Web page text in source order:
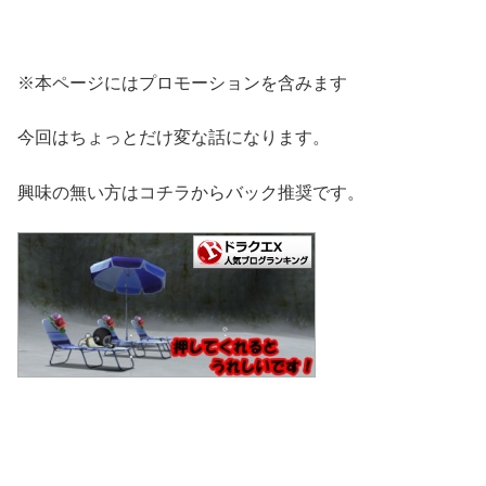
※本ページにはプロモーションを含みます
今回はちょっとだけ変な話になります。
興味の無い方はコチラからバック推奨です。